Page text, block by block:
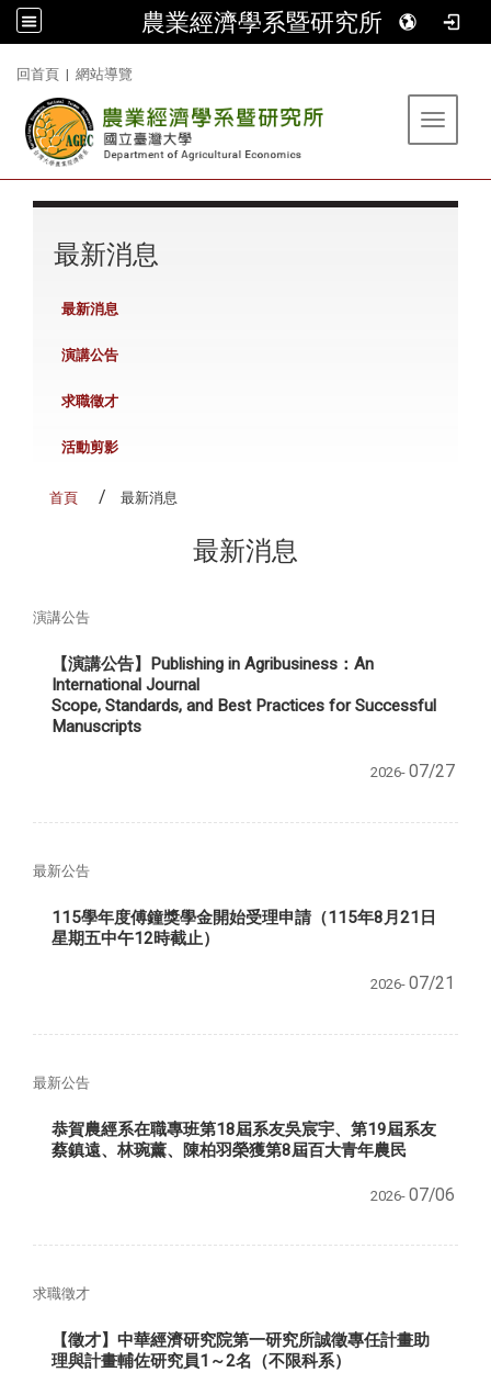
農業經濟學系暨研究所
回首頁 | 網站導覽
Toggle
最新消息
最新消息
演講公告
求職徵才
活動剪影
首頁 最新消息
最新消息
演講公告
【演講公告】Publishing in Agribusiness：An
International Journal
Scope, Standards, and Best Practices for Successful
Manuscripts
2026- 07/27
最新公告
115學年度傅鐘獎學金開始受理申請（115年8月21日
星期五中午12時截止）
2026- 07/21
最新公告
恭賀農經系在職專班第18屆系友吳宸宇、第19屆系友
蔡鎮遠、林琬薰、陳柏羽榮獲第8屆百大青年農民
2026- 07/06
求職徵才
【徵才】中華經濟研究院第一研究所誠徵專任計畫助
理與計畫輔佐研究員1～2名（不限科系）